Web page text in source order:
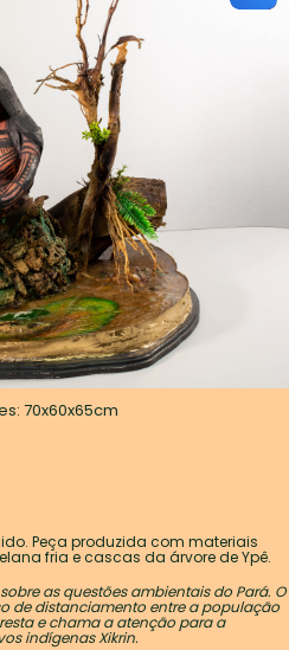
70x60x65cm
Peça produzida com materiais
fria e cascas da árvore de Ypê.
as questões ambientais do Pará. O
de distanciamento entre a população
e chama a atenção para a
indígenas Xikrin.